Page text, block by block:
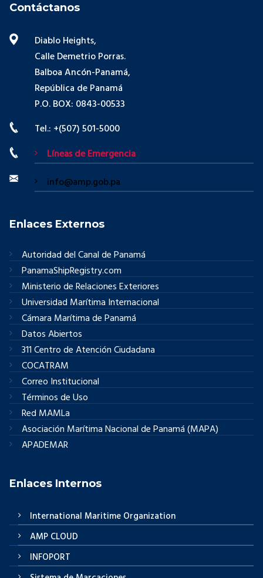
Contáctanos
Diablo Heights,
Calle Demetrio Porras.
Balboa Ancón-Panamá,
República de Panamá
P.O. BOX: 0843-00533
Tel.: +(507) 501-5000
Líneas de Emergencia
info@amp.gob.pa
Enlaces Externos
Autoridad del Canal de Panamá
PanamaShipRegistry.com
Ministerio de Relaciones Exteriores
Universidad Marítima Internacional
Cámara Marítima de Panamá
Datos Abiertos
311 Centro de Atención Ciudadana
COCATRAM
Correo Institucional
Términos de Uso
Red MAMLa
Asociación Marítima Nacional de Panamá (MAPA)
APADEMAR
Enlaces Internos
International Maritime Organization
AMP CLOUD
INFOPORT